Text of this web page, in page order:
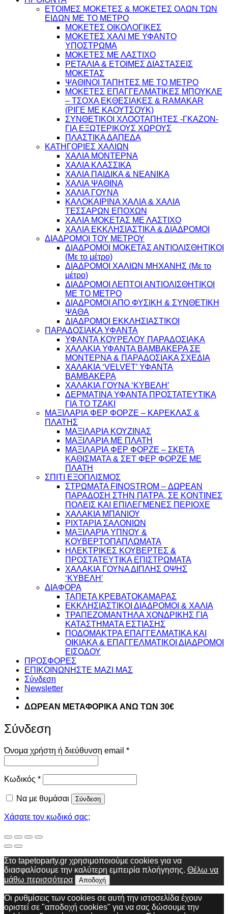
ΕΤΟΙΜΕΣ ΜΟΚΕΤΕΣ & ΜΟΚΕΤΕΣ ΟΛΩΝ ΤΩΝ
ΕΙΔΩΝ ME TO ΜΕΤΡΟ
ΜΟΚΕΤΕΣ ΟΙΚΟΛΟΓΙΚΕΣ
ΜΟΚΕΤΕΣ ΧΑΛΙ ΜΕ ΥΦΑΝΤΟ
ΥΠΟΣΤΡΩΜΑ
ΜΟΚΕΤΕΣ ΜΕ ΛΑΣΤΙΧΟ
ΡΕΤΑΛΙΑ & ΕΤΟΙΜΕΣ ΔΙΑΣΤΑΣΕΙΣ
ΜΟΚΕΤΑΣ
ΨΑΘINΟΙ ΤΑΠΗΤΕΣ ΜΕ ΤΟ ΜΕΤΡΟ
ΜΟΚΕΤΕΣ ΕΠΑΓΓΕΛΜΑΤΙΚΕΣ ΜΠΟΥΚΛΕ
– ΤΣΟΧΑ ΕΚΘΕΣΙΑΚΕΣ & RAMAKAR
(ΡΙΓΕ ΜΕ ΚΑΟΥΤΣΟΥΚ)
ΣΥΝΘΕΤΙΚΟΙ ΧΛΟΟΤΑΠΗΤΕΣ -ΓΚΑΖΟΝ-
ΓΙΑ ΕΞΩΤΕΡΙΚΟΥΣ ΧΩΡΟΥΣ
ΠΛΑΣΤΙΚΑ ΔΑΠΕΔΑ
ΚΑΤΗΓΟΡΙΕΣ ΧΑΛΙΩΝ
ΧΑΛΙΑ ΜΟΝΤΕΡΝΑ
ΧΑΛΙΑ ΚΛΑΣΣΙΚΑ
ΧΑΛΙΑ ΠΑΙΔΙΚΑ & ΝΕΑΝΙΚΑ
ΧΑΛΙΑ ΨΑΘΙΝΑ
ΧΑΛΙΑ ΓΟΥΝΑ
ΚΑΛΟΚΑΙΡΙΝΑ ΧΑΛΙΑ & ΧΑΛΙΑ
ΤΕΣΣΑΡΩΝ ΕΠΟΧΩΝ
ΧΑΛΙΑ ΜΟΚΕΤΑΣ ΜΕ ΛΑΣΤΙΧΟ
ΧΑΛΙΑ ΕΚΚΛΗΣΙΑΣΤΙΚΑ & ΔΙΑΔΡΟΜΟΙ
ΔΙΑΔΡΟΜΟΙ ΤΟΥ ΜΕΤΡΟΥ
ΔΙΑΔΡΟΜΟΙ ΜΟΚΕΤΑΣ ΑΝΤΙΟΛΙΣΘΗΤΙΚΟΙ
(Με το μέτρο)
ΔΙΑΔΡΟΜΟΙ ΧΑΛΙΩΝ ΜΗΧΑΝΗΣ (Με το
μέτρο)
ΔΙΑΔΡΟΜΟΙ ΛΕΠΤΟΙ ΑΝΤΙΟΛΙΣΘΗΤΙΚΟΙ
ΜΕ ΤΟ ΜΕΤΡΟ
ΔΙΑΔΡΟΜΟΙ ΑΠΟ ΦΥΣΙΚΗ & ΣΥΝΘΕΤΙΚΗ
ΨΑΘΑ
ΔΙΑΔΡΟΜΟΙ ΕΚΚΛΗΣΙΑΣΤΙΚΟΙ
ΠΑΡΑΔΟΣΙΑΚΑ ΥΦΑΝΤΑ
ΥΦΑΝΤΑ ΚΟΥΡΕΛΟΥ ΠΑΡΑΔΟΣΙΑΚΑ
ΧΑΛΑΚΙΑ ΥΦΑΝΤΑ ΒΑΜΒΑΚΕΡΑ ΣΕ
ΜΟΝΤΕΡΝΑ & ΠΑΡΑΔΟΣΙΑΚΑ ΣΧΕΔΙΑ
ΧΑΛΑΚΙΑ ‘VELVET’ ΥΦΑΝΤΑ
ΒΑΜΒΑΚΕΡΑ
ΧΑΛΑΚΙΑ ΓΟΥΝΑ ‘ΚΥΒΕΛΗ’
ΔΕΡΜΑΤΙΝΑ ΥΦΑΝΤΑ ΠΡΟΣΤΑΤΕΥΤΙΚΑ
ΓΙΑ ΤΟ ΤΖΑΚΙ
ΜΑΞΙΛΑΡΙΑ ΦΕΡ ΦΟΡΖΕ – ΚΑΡΕΚΛΑΣ &
ΠΛΑΤΗΣ
ΜΑΞΙΛΑΡΙΑ ΚΟΥΖΙΝΑΣ
ΜΑΞΙΛΑΡΙΑ ΜΕ ΠΛΑΤΗ
ΜΑΞΙΛΑΡΙΑ ΦΕΡ ΦΟΡΖΕ – ΣΚΕΤΑ
ΚΑΘΙΣΜΑΤΑ & ΣΕΤ ΦΕΡ ΦΟΡΖΕ ΜΕ
ΠΛΑΤΗ
ΣΠΙΤΙ ΕΞΟΠΛΙΣΜΟΣ
ΣΤΡΩΜΑΤΑ FINOSTROM – ΔΩΡΕΑΝ
ΠΑΡΑΔΟΣΗ ΣΤΗΝ ΠΑΤΡΑ, ΣΕ ΚΟΝΤΙΝΕΣ
ΠΟΛΕΙΣ ΚΑΙ ΕΠΙΛΕΓΜΕΝΕΣ ΠΕΡΙΟΧΕ
ΧΑΛΑΚΙΑ ΜΠΑΝΙΟΥ
ΡΙΧΤΑΡΙΑ ΣΑΛΟΝΙΩΝ
ΜΑΞΙΛΑΡΙΑ ΥΠΝΟΥ &
ΚΟΥΒΕΡΤΟΠΑΠΛΩΜΑΤΑ
ΗΛΕΚΤΡΙΚΕΣ ΚΟΥΒΕΡΤΕΣ &
ΠΡΟΣΤΑΤΕΥΤΙΚΑ ΕΠΙΣΤΡΩΜΑΤΑ
ΧΑΛΑΚΙΑ ΓΟΥΝΑ ΔΙΠΛΗΣ ΟΨΗΣ
‘ΚΥΒΕΛΗ’
ΔΙΑΦΟΡΑ
ΤΑΠΕΤΑ ΚΡΕΒΑΤΟΚΑΜΑΡΑΣ
ΕΚΚΛΗΣΙΑΣΤΙΚΟΙ ΔΙΑΔΡΟΜΟΙ & ΧΑΛΙΑ
ΤΡΑΠΕΖΟΜΑΝΤΗΛΑ ΧΟΝΔΡΙΚΗΣ ΓΙΑ
ΚΑΤΑΣΤΗΜΑΤΑ ΕΣΤΙΑΣΗΣ
ΠΟΔΟΜΑΚΤΡΑ ΕΠΑΓΓΕΛΜΑΤΙΚΑ ΚΑΙ
ΟΙΚΙΑΚΑ & ΕΠΑΓΓΕΛΜΑΤΙΚΟΙ ΔΙΑΔΡΟΜΟΙ
ΕΙΣΟΔΟΥ
ΠΡΟΣΦΟΡΕΣ
ΕΠΙΚΟΙΝΩΝΗΣΤΕ ΜΑΖΙ ΜΑΣ
Σύνδεση
Newsletter
ΔΩΡΕΑΝ ΜΕΤΑΦΟΡΙΚΑ ΑΝΩ ΤΩΝ 30€
Σύνδεση
Όνομα χρήστη ή διεύθυνση email *Απαιτείται
Κωδικός *Απαιτείται
Να με θυμάσαι Σύνδεση
Χάσατε τον κωδικό σας;
Στο tapetoparty.gr χρησιμοποιούμε cookies για να
διασφαλίσουμε την καλύτερη εμπειρία πλοήγησης. Θέλω να
μάθω περισσότερα
Αποδοχή
Οι ρυθμίσεις των cookies σε αυτή την ιστοσελίδα έχουν
οριστεί σε "αποδοχή cookies" για να σας δώσουμε την